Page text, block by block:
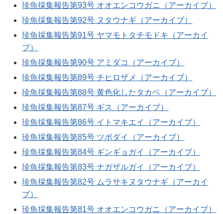
珍魚採集報告第93号 オオエンコウガニ（アーカイブ）
珍魚採集報告第92号 ヌタウナギ（アーカイブ）
珍魚採集報告第91号 ヤマモトタチモドキ（アーカイ
ブ）
珍魚採集報告第90号 アミダコ（アーカイブ）
珍魚採集報告第89号 チヒロザメ（アーカイブ）
珍魚採集報告第88号 黄色化したタカベ（アーカイブ）
珍魚採集報告第87号 ギス（アーカイブ）
珍魚採集報告第86号 イトマキエイ（アーカイブ）
珍魚採集報告第85号 ツボダイ（アーカイブ）
珍魚採集報告第84号 ギンギョガイ（アーカイブ）
珍魚採集報告第83号 ナガザルガイ（アーカイブ）
珍魚採集報告第82号 ムラサキヌタウナギ（アーカイ
ブ）
珍魚採集報告第81号 オオエンコウガニ（アーカイブ）